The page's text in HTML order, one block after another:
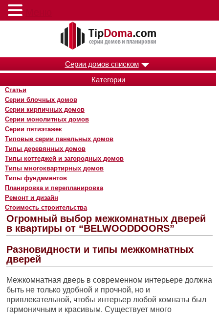
Серии домов списком
Категории
Статьи
Серии блочных домов
Серии кирпичных домов
Серии монолитных домов
Серии пятиэтажек
Типовые серии панельных домов
Типы деревянных домов
Типы коттеджей и загородных домов
Типы многоквартирных домов
Типы фундаментов
Планировка и перепланировка
Ремонт и дизайн
Стоимость строительства
Огромный выбор межкомнатных дверей
в квартиры от “BELWOODDOORS”
Разновидности и типы межкомнатных
дверей
Межкомнатная дверь в современном интерьере должна
быть не только удобной и прочной, но и
привлекательной, чтобы интерьер любой комнаты был
гармоничным и красивым. Существует много